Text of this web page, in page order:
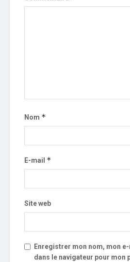
Nom *
E-mail *
Site web
Enregistrer mon nom, mon
dans le navigateur pour mon